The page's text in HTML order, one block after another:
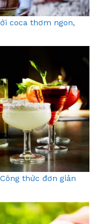
coca thơm ngon,
thức đơn giản